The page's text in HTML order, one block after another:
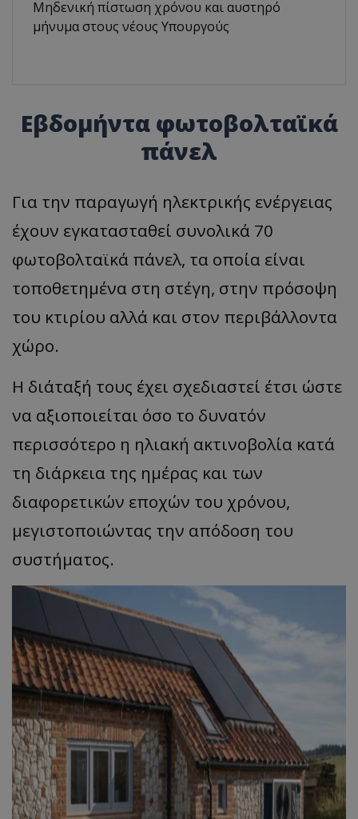
Μηδενική πίστωση χρόνου και αυστηρό
μήνυμα στους νέους Υπουργούς
Εβδομήντα φωτοβολταϊκά
πάνελ
Για την παραγωγή ηλεκτρικής ενέργειας
έχουν εγκατασταθεί συνολικά 70
φωτοβολταϊκά πάνελ, τα οποία είναι
τοποθετημένα στη στέγη, στην πρόσοψη
του κτιρίου αλλά και στον περιβάλλοντα
χώρο.
Η διάταξή τους έχει σχεδιαστεί έτσι ώστε
να αξιοποιείται όσο το δυνατόν
περισσότερο η ηλιακή ακτινοβολία κατά
τη διάρκεια της ημέρας και των
διαφορετικών εποχών του χρόνου,
μεγιστοποιώντας την απόδοση του
συστήματος.